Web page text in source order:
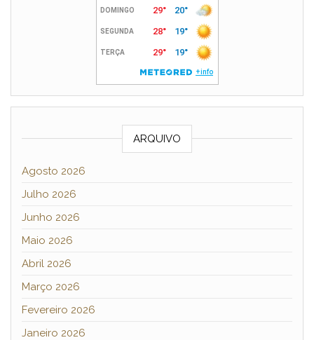
ARQUIVO
Agosto 2026
Julho 2026
Junho 2026
Maio 2026
Abril 2026
Março 2026
Fevereiro 2026
Janeiro 2026